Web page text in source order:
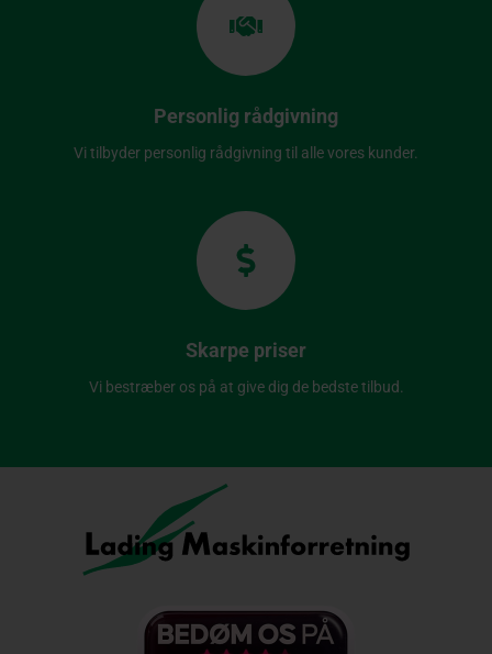
Personlig rådgivning
Vi tilbyder personlig rådgivning til alle vores kunder.
Skarpe priser
Vi bestræber os på at give dig de bedste tilbud.